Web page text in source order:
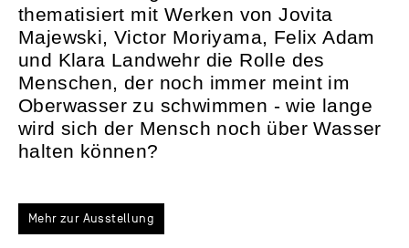
thematisiert mit Werken von Jovita
Majewski, Victor Moriyama, Felix Adam
und Klara Landwehr die Rolle des
Menschen, der noch immer meint im
Oberwasser zu schwimmen - wie lange
wird sich der Mensch noch über Wasser
halten können?
Mehr zur Ausstellung